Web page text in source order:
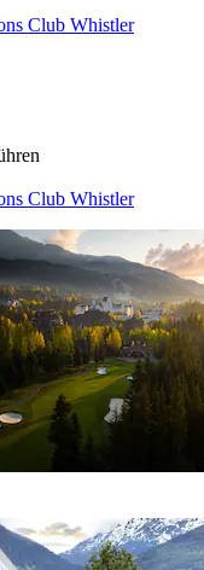
Club Whistler
Club Whistler